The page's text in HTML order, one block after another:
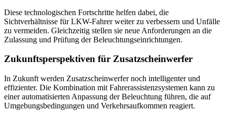
Diese technologischen Fortschritte helfen dabei, die
Sichtverhältnisse für LKW-Fahrer weiter zu verbessern und Unfälle
zu vermeiden. Gleichzeitig stellen sie neue Anforderungen an die
Zulassung und Prüfung der Beleuchtungseinrichtungen.
Zukunftsperspektiven für Zusatzscheinwerfer
In Zukunft werden Zusatzscheinwerfer noch intelligenter und
effizienter. Die Kombination mit Fahrerassistenzsystemen kann zu
einer automatisierten Anpassung der Beleuchtung führen, die auf
Umgebungsbedingungen und Verkehrsaufkommen reagiert.